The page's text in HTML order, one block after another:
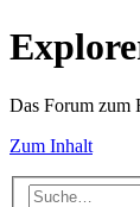
Das Forum zum
Zum Inhalt